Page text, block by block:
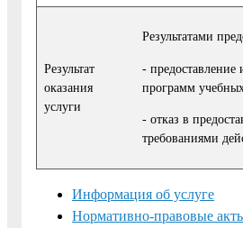
Результат
оказания
услуги
Результатами
-
программ
- отказ в
требованиями
Информация об услуге
Нормативно-правовые